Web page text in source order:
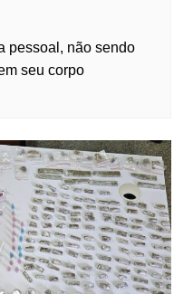
pessoal, não sendo
seu corpo